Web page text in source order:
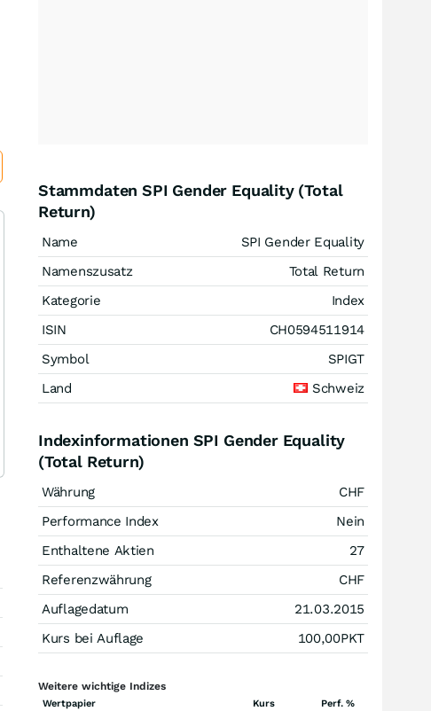
Stammdaten SPI Gender Equality (Total
Return)
Name
SPI Gender Equality
Namenszusatz
Total Return
Kategorie
Index
ISIN
CH0594511914
Symbol
SPIGT
Land
Schweiz
Indexinformationen SPI Gender Equality
(Total Return)
Währung
CHF
Performance Index
Nein
Enthaltene Aktien
27
Referenzwährung
CHF
Auflagedatum
21.03.2015
Kurs bei Auflage
100,00PKT
Weitere wichtige Indizes
Wertpapier Kurs Perf. %